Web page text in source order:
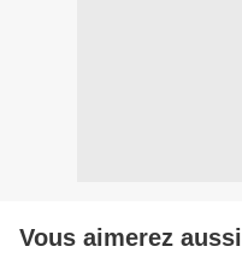
Vous aimerez aussi